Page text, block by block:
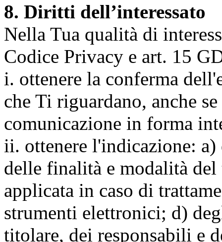
8. Diritti dell’interessato
Nella Tua qualità di
Codice Privacy e art. 15
i. ottenere la conferma
che Ti riguardano, anche
comunicazione in forma
ii. ottenere l'indicazione:
delle finalità e modalità
applicata in caso di
strumenti elettronici; d)
titolare, dei responsabili e